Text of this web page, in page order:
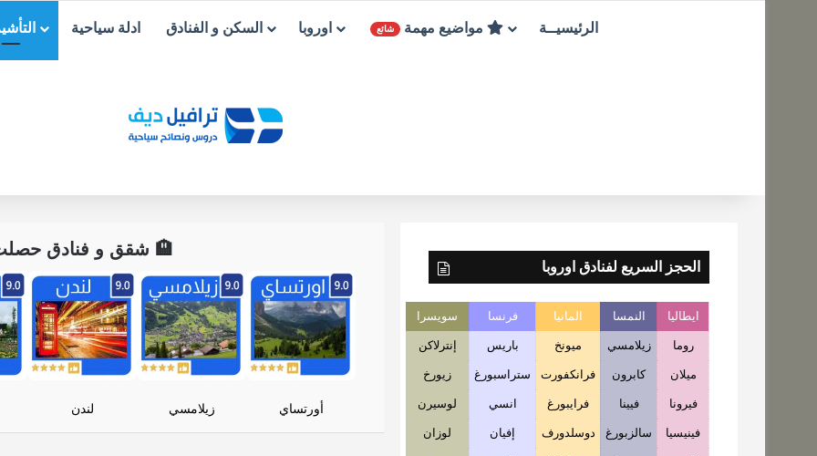
الرئيسيــة مواضيع مهمة شائع اوروبا السكن و الفنادق ادلة سياحية
🏨 شقق و فنادق حصلت
أورتساي زيلامسي لندن
الحجز السريع لفنادق اوروبا
ايطاليا النمسا المانيا فرنسا سويسرا
روما زيلامسي ميونخ باريس إنترلاكن
ميلان كابرون فرانكفورت ستراسبورغ زيورخ
فيرونا فيينا فرايبورغ انسي لوسيرن
فينيسيا سالزبورغ دوسلدورف إفيان لوزان